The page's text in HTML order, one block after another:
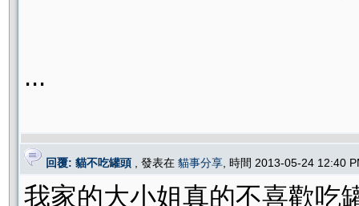
...
回覆: 貓不吃罐頭 , 發表在 貓事分享 , 時間 2013-05-24 12:40
我家的大小姐真的不喜歡吃